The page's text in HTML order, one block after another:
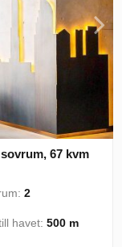
67 kvm
2
havet:500 m